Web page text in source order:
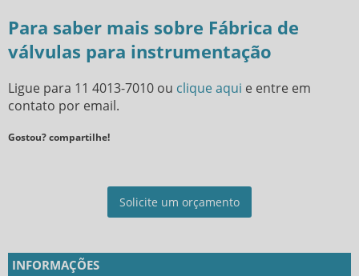
Para saber mais sobre Fábrica de
válvulas para instrumentação
Ligue para 11 4013-7010 ou clique aqui e entre em
contato por email.
Gostou? compartilhe!
Solicite um orçamento
INFORMAÇÕES